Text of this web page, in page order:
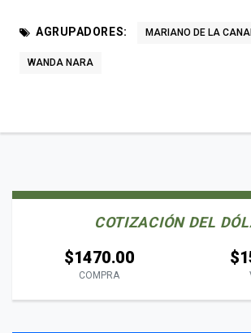
AGRUPADORES: MARIANO DE LA
WANDA NARA
COTIZACIÓN DEL
$1470.00
COMPRA